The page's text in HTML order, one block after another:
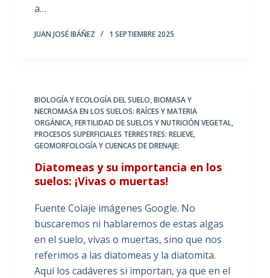
a…
JUAN JOSÉ IBÁÑEZ 1 SEPTIEMBRE 2025
BIOLOGÍA Y ECOLOGÍA DEL SUELO,BIOMASA Y
NECROMASA EN LOS SUELOS: RAÍCES Y MATERIA
ORGÁNICA,FERTILIDAD DE SUELOS Y NUTRICIÓN VEGETAL,
PROCESOS SUPERFICIALES TERRESTRES: RELIEVE,
GEOMORFOLOGÍA Y CUENCAS DE DRENAJE:
Diatomeas y su importancia en los
suelos: ¡Vivas o muertas!
Fuente Colaje imágenes Google. No
buscaremos ni hablaremos de estas algas
en el suelo, vivas o muertas, sino que nos
referimos a las diatomeas y la diatomita.
Aquí los cadáveres si importan, ya que en el